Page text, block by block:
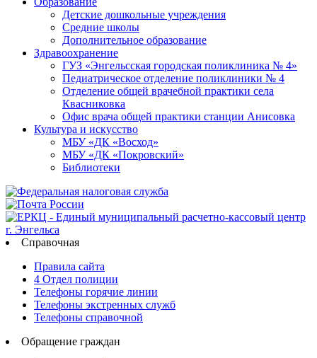
Детские дошкольные учреждения
Средние школы
Дополнительное образование
Здравоохранение
ГУЗ «Энгельсская городская поликлиника № 4»
Педиатрическое отделение поликлиники № 4
Отделение общей врачебной практики села
Квасниковка
Офис врача общей практики станции Анисовка
Культура и искусство
МБУ «ДК «Восход»
МБУ «ДК «Покровский»
Библиотеки
Справочная
Правила сайта
4 Отдел полиции
Телефоны горячие линии
Телефоны экстренных служб
Телефоны справочной
Обращение граждан